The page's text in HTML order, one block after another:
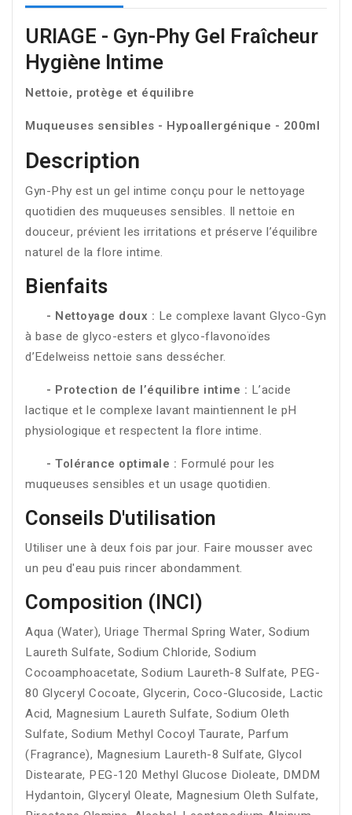
URIAGE - Gyn-Phy Gel Fraîcheur
Hygiène Intime
Nettoie, protège et équilibre
Muqueuses sensibles - Hypoallergénique - 200ml
Description
Gyn-Phy est un gel intime conçu pour le nettoyage
quotidien des muqueuses sensibles. Il nettoie en
douceur, prévient les irritations et préserve l’équilibre
naturel de la flore intime.
Bienfaits
- Nettoyage doux : Le complexe lavant Glyco-Gyn
à base de glyco-esters et glyco-flavonoïdes
d’Edelweiss nettoie sans dessécher.
- Protection de l’équilibre intime : L’acide
lactique et le complexe lavant maintiennent le pH
physiologique et respectent la flore intime.
- Tolérance optimale : Formulé pour les
muqueuses sensibles et un usage quotidien.
Conseils D'utilisation
Utiliser une à deux fois par jour. Faire mousser avec
un peu d'eau puis rincer abondamment.
Composition (INCI)
Aqua (Water), Uriage Thermal Spring Water, Sodium
Laureth Sulfate, Sodium Chloride, Sodium
Cocoamphoacetate, Sodium Laureth-8 Sulfate, PEG-
80 Glyceryl Cocoate, Glycerin, Coco-Glucoside, Lactic
Acid, Magnesium Laureth Sulfate, Sodium Oleth
Sulfate, Sodium Methyl Cocoyl Taurate, Parfum
(Fragrance), Magnesium Laureth-8 Sulfate, Glycol
Distearate, PEG-120 Methyl Glucose Dioleate, DMDM
Hydantoin, Glyceryl Oleate, Magnesium Oleth Sulfate,